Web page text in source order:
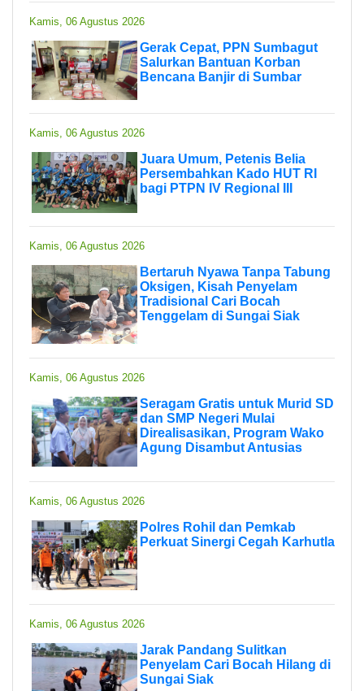
Kamis, 06 Agustus 2026
Gerak Cepat, PPN Sumbagut
Salurkan Bantuan Korban
Bencana Banjir di Sumbar
Kamis, 06 Agustus 2026
Juara Umum, Petenis Belia
Persembahkan Kado HUT RI
bagi PTPN IV Regional III
Kamis, 06 Agustus 2026
Bertaruh Nyawa Tanpa Tabung
Oksigen, Kisah Penyelam
Tradisional Cari Bocah
Tenggelam di Sungai Siak
Kamis, 06 Agustus 2026
Seragam Gratis untuk Murid SD
dan SMP Negeri Mulai
Direalisasikan, Program Wako
Agung Disambut Antusias
Kamis, 06 Agustus 2026
Polres Rohil dan Pemkab
Perkuat Sinergi Cegah Karhutla
Kamis, 06 Agustus 2026
Jarak Pandang Sulitkan
Penyelam Cari Bocah Hilang di
Sungai Siak